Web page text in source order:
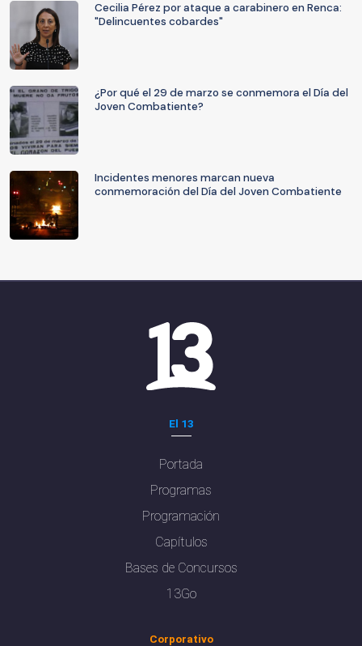
Cecilia Pérez por ataque a carabinero en Renca:
"Delincuentes cobardes"
¿Por qué el 29 de marzo se conmemora el Día del
Joven Combatiente?
Incidentes menores marcan nueva
conmemoración del Día del Joven Combatiente
El 13
Portada
Programas
Programación
Capítulos
Bases de Concursos
13Go
Corporativo